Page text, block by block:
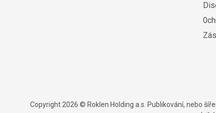
Copyright 2026 © Roklen Holding a.s. Publikování, nebo